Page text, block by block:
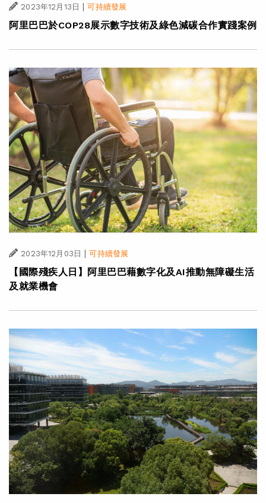
2023年12月13日 | 可持續發展
阿里巴巴於COP28展示數字技術及綠色減碳合作實踐案例
2023年12月03日 | 可持續發展
【國際殘疾人日】阿里巴巴藉數字化及AI推動無障礙生活
及就業機會